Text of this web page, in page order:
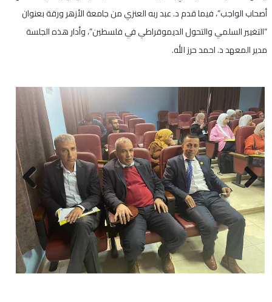
أصحاب الواجب”، فيما قدم د. عبد ربه العنزي من جامعة الأزهر ورقة بعنوان
“التغيير السلمي والتحول الديموقراطي في فلسطين”، وأدار هذه الجلسة
مدير المعهد د. احمد حرز الله.
Previous
Next